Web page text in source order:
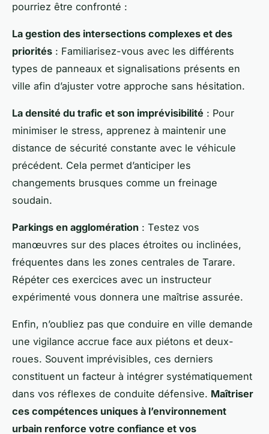
pourriez être confronté :
La gestion des intersections complexes et des
priorités : Familiarisez-vous avec les différents
types de panneaux et signalisations présents en
ville afin d’ajuster votre approche sans hésitation.
La densité du trafic et son imprévisibilité : Pour
minimiser le stress, apprenez à maintenir une
distance de sécurité constante avec le véhicule
précédent. Cela permet d’anticiper les
changements brusques comme un freinage
soudain.
Parkings en agglomération : Testez vos
manœuvres sur des places étroites ou inclinées,
fréquentes dans les zones centrales de Tarare.
Répéter ces exercices avec un instructeur
expérimenté vous donnera une maîtrise assurée.
Enfin, n’oubliez pas que conduire en ville demande
une vigilance accrue face aux piétons et deux-
roues. Souvent imprévisibles, ces derniers
constituent un facteur à intégrer systématiquement
dans vos réflexes de conduite défensive. Maîtriser
ces compétences uniques à l’environnement
urbain renforce votre confiance et vos